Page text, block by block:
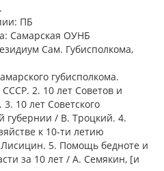
ПБ
Самарская ОУНБ
Сам. Губисполкома,
губисполкома.
2. 10 лет Советов и
10 лет Советского
губернии / В. Троцкий. 4.
к 10-ти летию
5. Помощь бедноте и
за 10 лет / А. Семякин, [и